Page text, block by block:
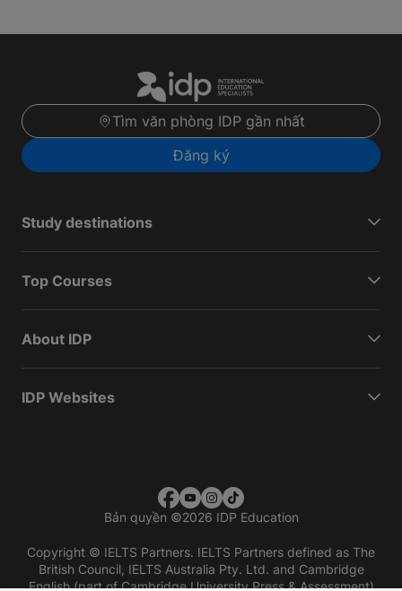
Tìm văn phòng IDP gần nhất
Đăng ký
Study destinations
Top Courses
About IDP
IDP Websites
Bản quyền ©2026 IDP Education
Copyright © IELTS Partners. IELTS Partners defined as The
British Council, IELTS Australia Pty. Ltd. and Cambridge
English (part of Cambridge University Press & Assessment)